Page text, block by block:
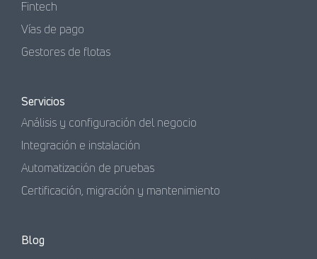
Fintech
Vías de pago
Gestores de flotas
Servicios
Análisis y configuración del negocio
Integración e instalación
Automatización de pruebas
Certificación, migración y mantenimiento
Blog